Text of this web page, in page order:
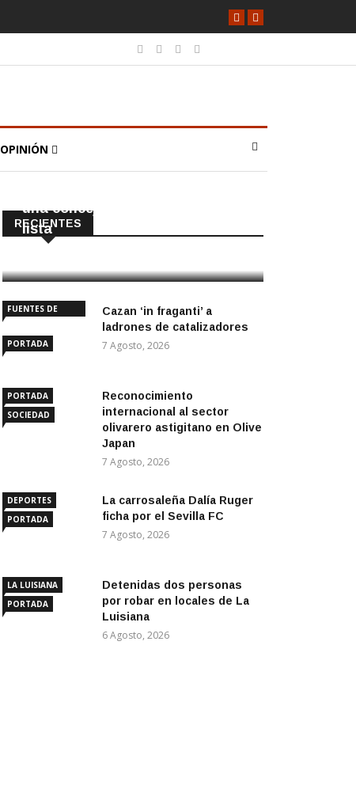
OPINIÓN
RECIENTES
CAÑADA ROSAL
una concejala que no iba en la
lista
FUENTES DE
PORTADA
Cazan ‘in fraganti’ a
ladrones de catalizadores
7 Agosto, 2026
PORTADA
SOCIEDAD
Reconocimiento
internacional al sector
olivarero astigitano en Olive
Japan
7 Agosto, 2026
DEPORTES
PORTADA
La carrosaleña Dalía Ruger
ficha por el Sevilla FC
7 Agosto, 2026
LA LUISIANA
PORTADA
Detenidas dos personas
por robar en locales de La
Luisiana
6 Agosto, 2026